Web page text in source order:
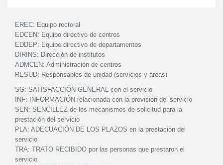
EREC: Equipo rectoral
EDCEN: Equipo directivo de centros
EDDEP: Equipo directivo de departamentos
DIRINS: Dirección de institutos
ADMCEN: Administración de centros
RESUD: Responsables de unidad (servicios y áreas)
SG: SATISFACCIÓN GENERAL con el servicio
INF:
INFORMACIÓN relacionada con la provisión del servicio
SEN: SENCILLEZ de los mecanismos de solicitud para la
prestación del servicio
PLA: ADECUACIÓN DE LOS PLAZOS en la prestación del
servicio
TRA: TRATO RECIBIDO por las personas que prestaron el
servicio